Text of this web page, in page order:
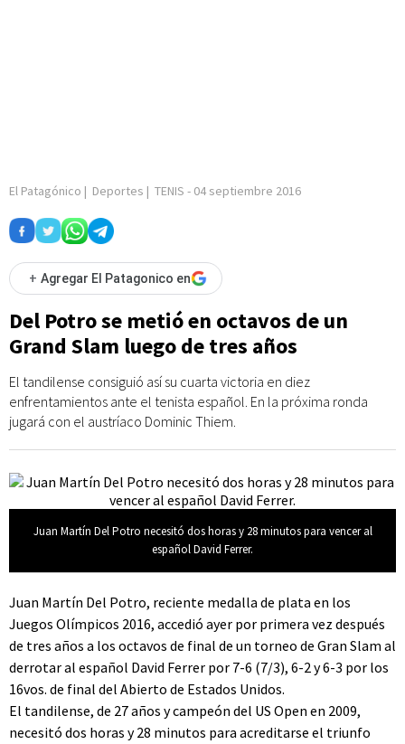
El Patagónico | Deportes | TENIS - 04 septiembre 2016
+ Agregar El Patagonico en
Del Potro se metió en octavos de un
Grand Slam luego de tres años
El tandilense consiguió así su cuarta victoria en diez
enfrentamientos ante el tenista español. En la próxima ronda
jugará con el austríaco Dominic Thiem.
Juan Martín Del Potro necesitó dos horas y 28 minutos para vencer al
español David Ferrer.
Juan Martín Del Potro, reciente medalla de plata en los
Juegos Olímpicos 2016, accedió ayer por primera vez después
de tres años a los octavos de final de un torneo de Gran Slam al
derrotar al español David Ferrer por 7-6 (7/3), 6-2 y 6-3 por los
16vos. de final del Abierto de Estados Unidos.
El tandilense, de 27 años y campeón del US Open en 2009,
necesitó dos horas y 28 minutos para acreditarse el triunfo